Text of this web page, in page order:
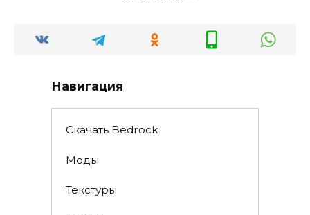
Навигация
Скачать Bedrock
Моды
Текстуры